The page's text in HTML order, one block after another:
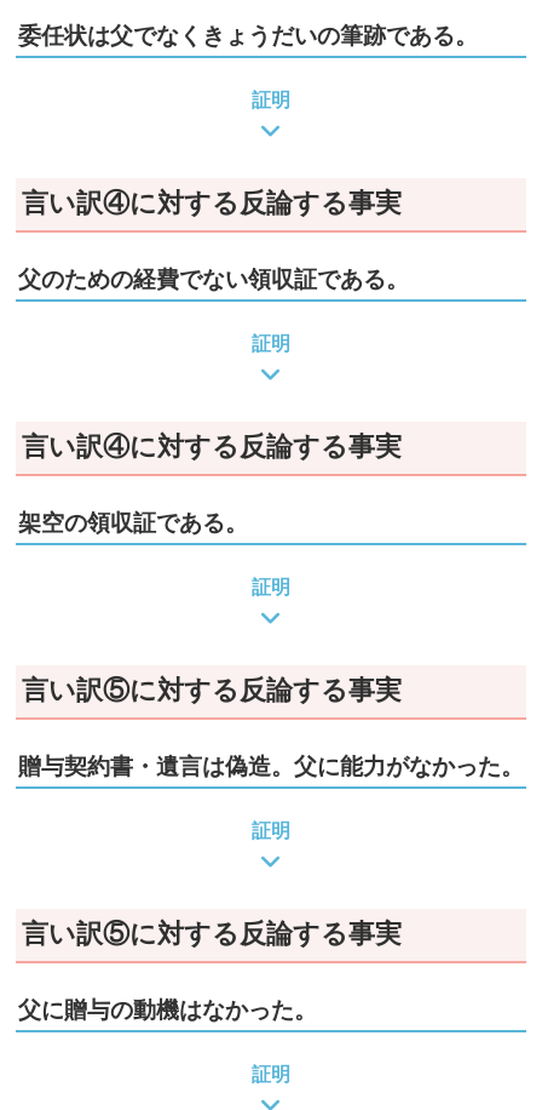
委任状は父でなくきょうだいの筆跡である。
証明
言い訳④に対する反論する事実
父のための経費でない領収証である。
証明
言い訳④に対する反論する事実
架空の領収証である。
証明
言い訳⑤に対する反論する事実
贈与契約書・遺言は偽造。父に能力がなかった。
証明
言い訳⑤に対する反論する事実
父に贈与の動機はなかった。
証明